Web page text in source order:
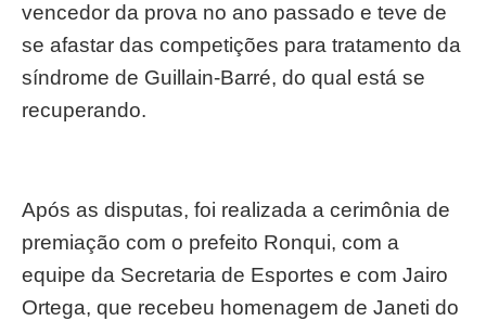
vencedor da prova no ano passado e teve de
se afastar das competições para tratamento da
síndrome de Guillain-Barré, do qual está se
recuperando.
Após as disputas, foi realizada a cerimônia de
premiação com o prefeito Ronqui, com a
equipe da Secretaria de Esportes e com Jairo
Ortega, que recebeu homenagem de Janeti do